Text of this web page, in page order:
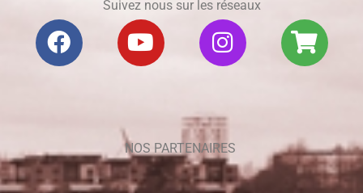
Suivez nous sur les réseaux
NOS PARTENAIRES